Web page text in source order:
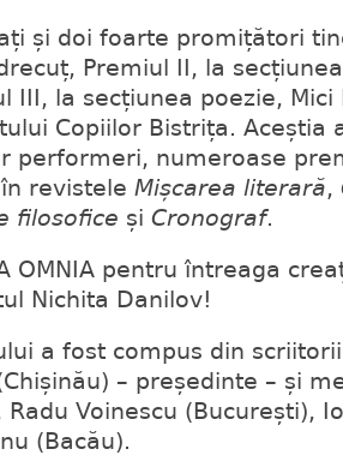
și doi foarte promițători
Premiul II, la
III, la secțiunea poezie,
Copiilor Bistrița. Aceștia
performeri, numeroase
revistele Mișcarea literară,
filosofice și Cronograf.
OMNIA pentru întreaga
Nichita Danilov!
a fost compus din
– președinte – și
Radu Voinescu (București),
(Bacău).